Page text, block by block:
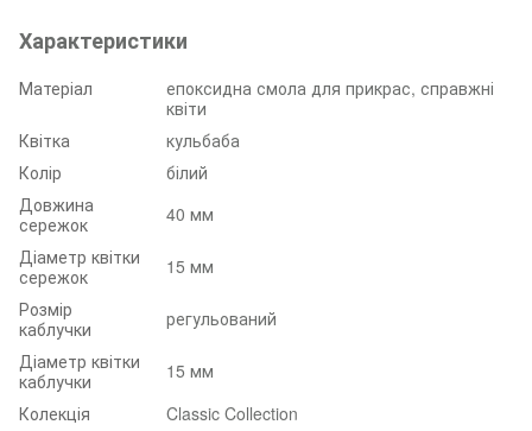
Характеристики
Матеріал
епоксидна смола для прикрас, справжні
квіти
Квітка
кульбаба
Колір
білий
Довжина
сережок
40 мм
Діаметр квітки
сережок
15 мм
Розмір
каблучки
регульований
Діаметр квітки
каблучки
15 мм
Колекція
Classic Collection